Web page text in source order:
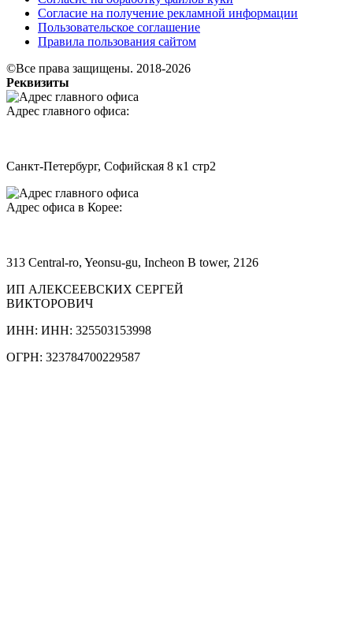
Согласие на получение рекламной информации
Пользовательское соглашение
Правила пользования сайтом
©Все права защищены. 2018-2026
Реквизиты
Адрес главного офиса:
Санкт-Петербург, Софийская 8 к1 стр2
Адрес офиса в Корее:
313 Central-ro, Yeonsu-gu, Incheon B tower, 2126
ИП АЛЕКСЕЕВСКИХ СЕРГЕЙ
ВИКТОРОВИЧ
ИНН: ИНН: 325503153998
ОГРН: 323784700229587